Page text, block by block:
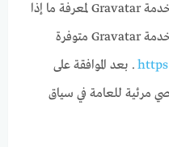
الإلكتروني (وتسمى أيضًا hash) إلى خدمة Gravatar لمعرفة ما إذا
كنت تستخدمها. سياسة خصوصية خدمة Gravatar متوفرة
. بعد الموافقة على
مرئية للعامة في سياق